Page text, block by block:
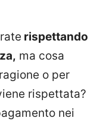
rispettando
ma cosa
o per
rispettata?
nei